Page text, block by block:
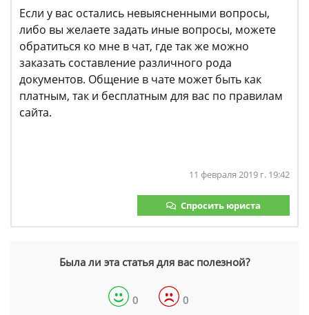
Если у вас остались невыясненными вопросы,
либо вы желаете задать иные вопросы, можете
обратиться ко мне в чат, где так же можно
заказать составление различного рода
документов. Общение в чате может быть как
платным, так и бесплатным для вас по правилам
сайта.
11 февраля 2019 г. 19:42
Спросить юриста
Была ли эта статья для вас полезной?
0 0